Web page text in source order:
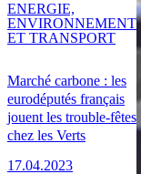
Marché carbone : les
eurodéputés français
jouent les trouble-fêtes
chez les Verts
17.04.2023
ENERGIE,
ENVIRONNEMENT
ET TRANSPORT